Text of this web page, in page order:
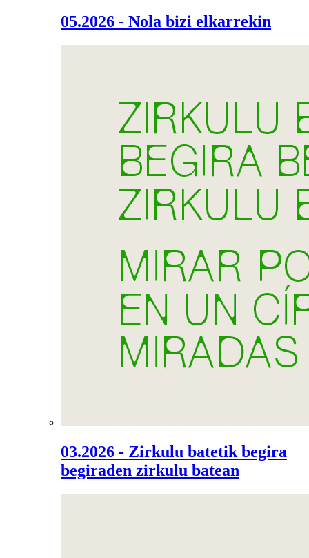
05.2026 - Nola bizi elkarrekin
03.2026 - Zirkulu batetik begira
begiraden zirkulu batean